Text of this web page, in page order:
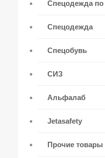
Спецодежда
Спецодежда
Спецобувь
СИЗ
Альфалаб
Jetasafety
Прочие товары